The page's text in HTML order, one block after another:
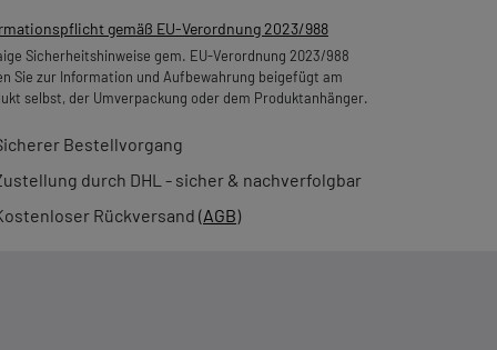
gemäß EU-Verordnung 2023/988
Sicherheitshinweise gem. EU-Verordnung 2023/988
Sie zur Information und Aufbewahrung beigefügt am
selbst, der Umverpackung oder dem Produktanhänger.
Bestellvorgang
durch DHL - sicher & nachverfolgbar
Rückversand (AGB)